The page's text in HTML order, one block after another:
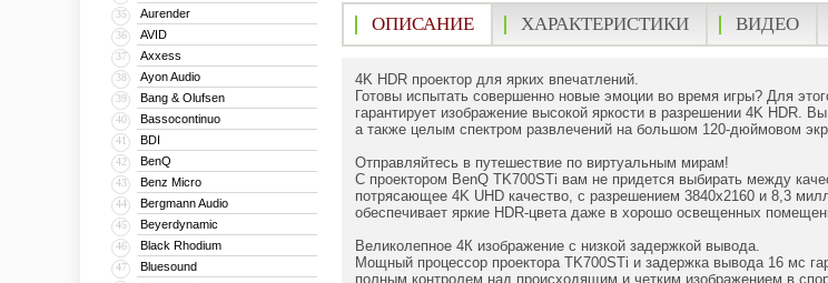
35 Aurender
36 AVID
37 Axxess
38 Ayon Audio
39 Bang & Olufsen
40 Bassocontinuo
41 BDI
42 BenQ
43 Benz Micro
44 Bergmann Audio
45 Beyerdynamic
46 Black Rhodium
47 Bluesound
ОПИСАНИЕ ХАРАКТЕРИСТИКИ ВИДЕО
4K HDR проектор для ярких впечатлений.
Готовы испытать совершенно новые эмоции во время игры? Для
гарантирует изображение высокой яркости в разрешении 4K HDR.
а также целым спектром развлечений на большом 120-дюймовом
Отправляйтесь в путешествие по виртуальным мирам!
С проектором BenQ TK700STi вам не придется выбирать между
потрясающее 4K UHD качество, с разрешением 3840x2160 и 8,3
обеспечивает яркие HDR-цвета даже в хорошо освещенных
Великолепное 4К изображение с низкой задержкой вывода.
Мощный процессор проектора TK700STi и задержка вывода 16 мс
полным контролем над происходящим и четким изображением в